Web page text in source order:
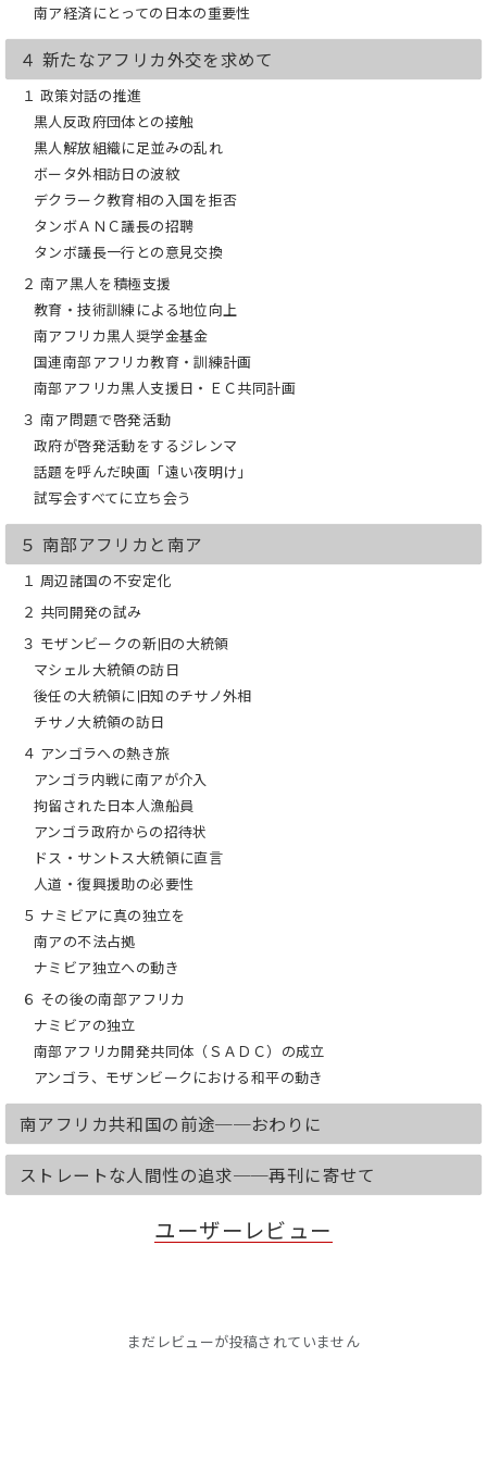
南ア経済にとっての日本の重要性
４ 新たなアフリカ外交を求めて
１ 政策対話の推進
黒人反政府団体との接触
黒人解放組織に足並みの乱れ
ボータ外相訪日の波紋
デクラーク教育相の入国を拒否
タンボＡＮＣ議長の招聘
タンボ議長一行との意見交換
２ 南ア黒人を積極支援
教育・技術訓練による地位向上
南アフリカ黒人奨学金基金
国連南部アフリカ教育・訓練計画
南部アフリカ黒人支援日・ＥＣ共同計画
３ 南ア問題で啓発活動
政府が啓発活動をするジレンマ
話題を呼んだ映画「遠い夜明け」
試写会すべてに立ち会う
５ 南部アフリカと南ア
１ 周辺諸国の不安定化
２ 共同開発の試み
３ モザンビークの新旧の大統領
マシェル大統領の訪日
後任の大統領に旧知のチサノ外相
チサノ大統領の訪日
４ アンゴラへの熱き旅
アンゴラ内戦に南アが介入
拘留された日本人漁船員
アンゴラ政府からの招待状
ドス・サントス大統領に直言
人道・復興援助の必要性
５ ナミビアに真の独立を
南アの不法占拠
ナミビア独立への動き
６ その後の南部アフリカ
ナミビアの独立
南部アフリカ開発共同体（ＳＡＤＣ）の成立
アンゴラ、モザンビークにおける和平の動き
南アフリカ共和国の前途──おわりに
ストレートな人間性の追求──再刊に寄せて
ユーザーレビュー
まだレビューが投稿されていません